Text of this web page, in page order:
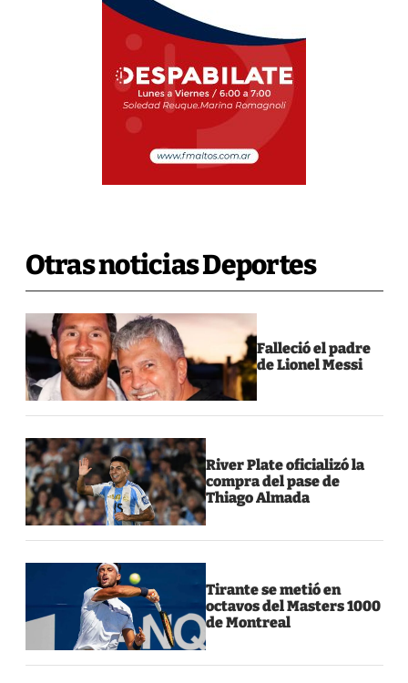
Otras noticias Deportes
Falleció el padre
de Lionel Messi
River Plate oficializó la
compra del pase de
Thiago Almada
Tirante se metió en
octavos del Masters 1000
de Montreal